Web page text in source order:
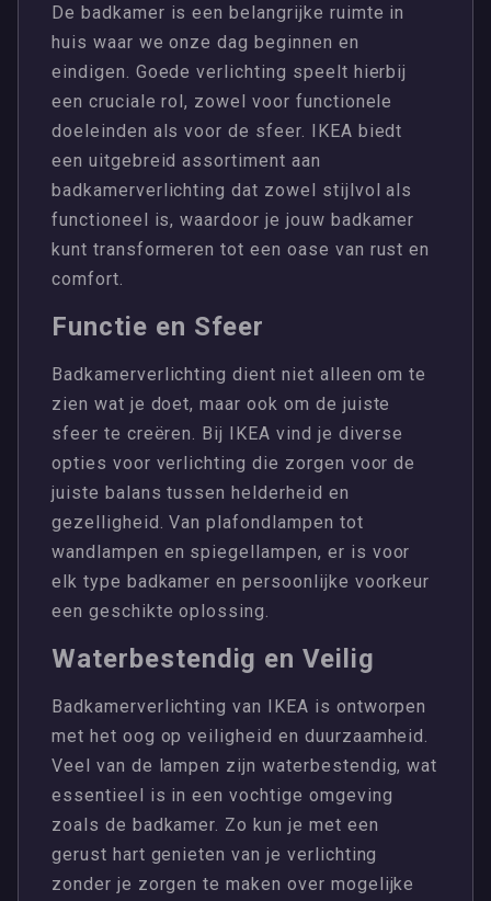
De badkamer is een belangrijke ruimte in
huis waar we onze dag beginnen en
eindigen. Goede verlichting speelt hierbij
een cruciale rol, zowel voor functionele
doeleinden als voor de sfeer. IKEA biedt
een uitgebreid assortiment aan
badkamerverlichting dat zowel stijlvol als
functioneel is, waardoor je jouw badkamer
kunt transformeren tot een oase van rust en
comfort.
Functie en Sfeer
Badkamerverlichting dient niet alleen om te
zien wat je doet, maar ook om de juiste
sfeer te creëren. Bij IKEA vind je diverse
opties voor verlichting die zorgen voor de
juiste balans tussen helderheid en
gezelligheid. Van plafondlampen tot
wandlampen en spiegellampen, er is voor
elk type badkamer en persoonlijke voorkeur
een geschikte oplossing.
Waterbestendig en Veilig
Badkamerverlichting van IKEA is ontworpen
met het oog op veiligheid en duurzaamheid.
Veel van de lampen zijn waterbestendig, wat
essentieel is in een vochtige omgeving
zoals de badkamer. Zo kun je met een
gerust hart genieten van je verlichting
zonder je zorgen te maken over mogelijke